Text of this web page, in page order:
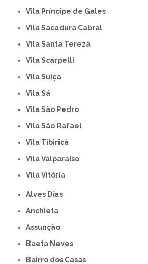
Vila Príncipe de Gales
Vila Sacadura Cabral
Vila Santa Tereza
Vila Scarpelli
Vila Suíça
Vila Sá
Vila São Pedro
Vila São Rafael
Vila Tibiriçá
Vila Valparaíso
Vila Vitória
Alves Dias
Anchieta
Assunção
Baeta Neves
Bairro dos Casas